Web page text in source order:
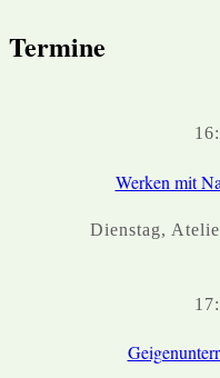
Termine
Werken mit
Dienstag,